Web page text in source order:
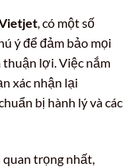
, có một số
ý để đảm bảo mọi
thuận lợi. Việc nắm
xác nhận lại
bị hành lý và các
trọng nhất,